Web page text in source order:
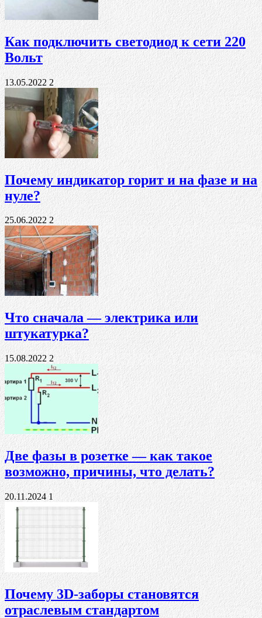
Как подключить светодиод к сети 220
Вольт
13.05.2022 2
Почему индикатор горит и на фазе и на
нуле?
25.06.2022 2
Что сначала — электрика или
штукатурка?
15.08.2022 2
Две фазы в розетке — как такое
возможно, причины, что делать?
20.11.20241
Почему 3D-заборы становятся
отраслевым стандартом